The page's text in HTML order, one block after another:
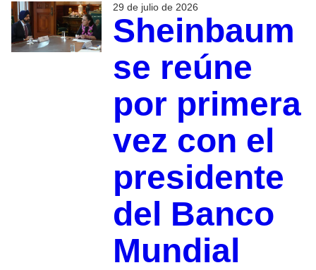
29 de julio de 2026
Sheinbaum
se reúne
por primera
vez con el
presidente
del Banco
Mundial